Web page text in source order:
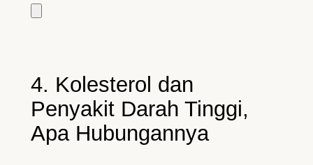
4. Kolesterol dan
Penyakit Darah Tinggi,
Apa Hubungannya